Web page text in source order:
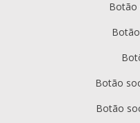
Botão
Botão
Botão